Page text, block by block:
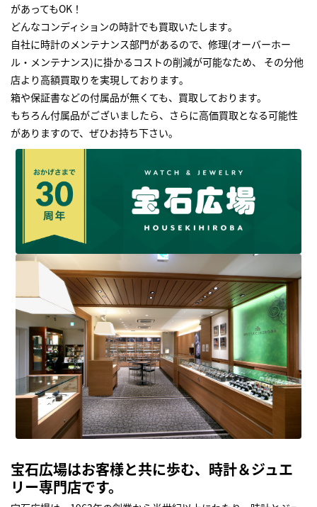
があってもOK！
どんなコンディションの時計でも買取いたします｡
自社に時計のメンテナンス部門があるので、修理(オーバーホー
ル・メンテナンス)に掛かるコストの削減が可能なため、 その分他
店より高額買取りを実現しております｡
箱や保証書などの付属品が無くても、買取しております。
もちろん付属品がございましたら、さらに高価買取となる可能性
がありますので、ぜひお持ち下さい｡
宝石広場はお客様と共に歩む、時計＆ジュエ
リー専門店です。